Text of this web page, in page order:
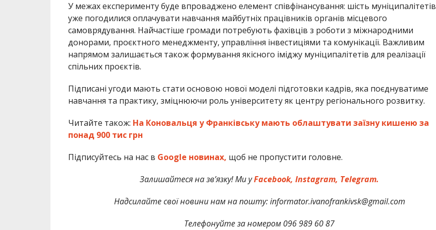
У межах експерименту буде впроваджено елемент співфінансування: шість муніципалітетів
уже погодилися оплачувати навчання майбутніх працівників органів місцевого
самоврядування. Найчастіше громади потребують фахівців з роботи з міжнародними
донорами, проєктного менеджменту, управління інвестиціями та комунікації. Важливим
напрямом залишається також формування якісного іміджу муніципалітетів для реалізації
спільних проєктів.
Підписані угоди мають стати основою нової моделі підготовки кадрів, яка поєднуватиме
навчання та практику, зміцнюючи роль університету як центру регіонального розвитку.
Читайте також: На Коновальця у Франківську мають облаштувати заїзну кишеню за
понад 900 тис грн
Підписуйтесь на нас в Google новинах, щоб не пропустити головне.
Залишайтеся на зв’язку! Ми уFacebook, Instagram, Telegram.
Надсилайте свої новини нам на пошту: informator.ivanofrankivsk@gmail.com
Телефонуйте за номером 096 989 60 87